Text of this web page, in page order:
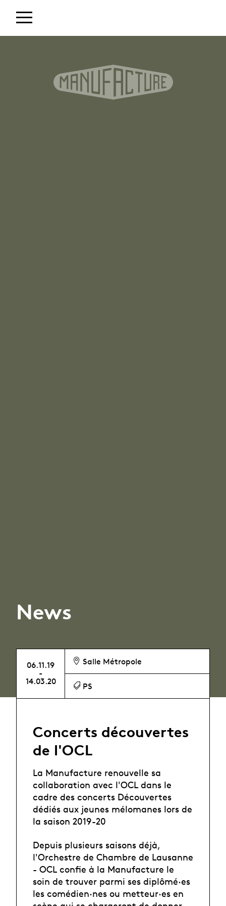
News
06.11.19
-
14.03.20
Salle Métropole
PS
Concerts découvertes
de l'OCL
La Manufacture renouvelle sa
collaboration avec l'OCL dans le
cadre des concerts Découvertes
dédiés aux jeunes mélomanes lors de
la saison 2019-20
Depuis plusieurs saisons déjà,
l'Orchestre de Chambre de Lausanne
- OCL confie à la Manufacture le
soin de trouver parmi ses diplômé·es
les comédien·nes ou metteur·es en